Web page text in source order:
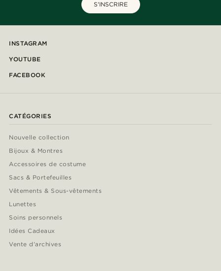
S'INSCRIRE
INSTAGRAM
YOUTUBE
FACEBOOK
CATÉGORIES
Nouvelle collection
Bijoux & Montres
Accessoires de costume
Sacs & Portefeuilles
Vêtements & Sous-vêtements
Lunettes
Soins personnels
Idées Cadeaux
Vente d'archives